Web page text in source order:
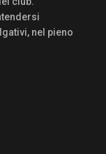
nel pieno